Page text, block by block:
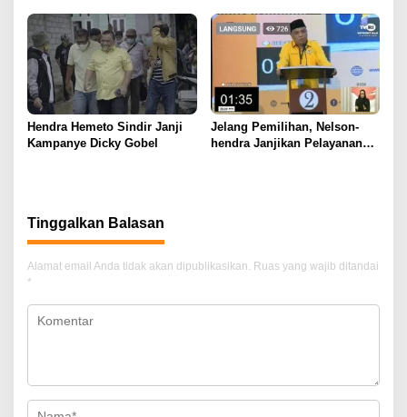
Hendra Hemeto Sindir Janji
Kampanye Dicky Gobel
Jelang Pemilihan, Nelson-
hendra Janjikan Pelayanan
Tinggalkan Balasan
Alamat email Anda tidak akan dipublikasikan. Ruas yang wajib ditandai
*